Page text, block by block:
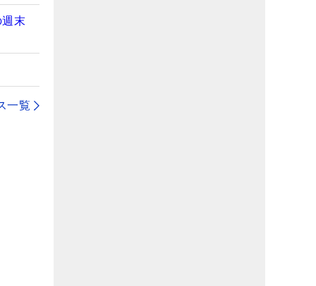
末
一覧